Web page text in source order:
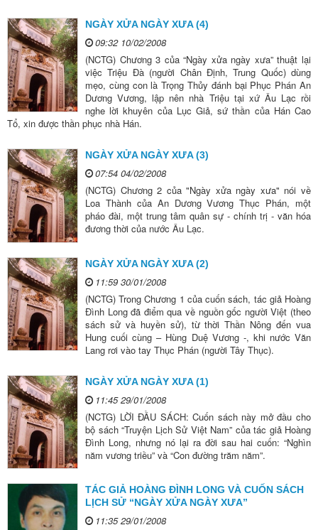
NGÀY XỬA NGÀY XƯA (4)
09:32 10/02/2008
(NCTG) Chương 3 của “Ngày xửa ngày xưa” thuật lại
việc Triệu Đà (người Chân Định, Trung Quốc) dùng
mẹo, cùng con là Trọng Thủy đánh bại Phục Phán An
Dương Vương, lập nên nhà Triệu tại xứ Âu Lạc rồi
nghe lời khuyên của Lục Giả, sứ thần của Hán Cao
Tổ, xin được thần phục nhà Hán.
NGÀY XỬA NGÀY XƯA (3)
07:54 04/02/2008
(NCTG) Chương 2 của "Ngày xửa ngày xưa" nói về
Loa Thành của An Dương Vương Thục Phán, một
pháo đài, một trung tâm quân sự - chính trị - văn hóa
đương thời của nước Âu Lạc.
NGÀY XỬA NGÀY XƯA (2)
11:59 30/01/2008
(NCTG) Trong Chương 1 của cuốn sách, tác giả Hoàng
Đình Long đã điểm qua về nguồn gốc người Việt (theo
sách sử và huyền sử), từ thời Thần Nông đến vua
Hung cuối cùng – Hùng Duệ Vương -, khi nước Văn
Lang rơi vào tay Thục Phán (người Tây Thục).
NGÀY XỬA NGÀY XƯA (1)
11:45 29/01/2008
(NCTG) LỜI ĐẦU SÁCH: Cuốn sách này mở đầu cho
bộ sách “Truyện Lịch Sử Việt Nam” của tác giả Hoàng
Đình Long, nhưng nó lại ra đời sau hai cuốn: “Nghìn
năm vương triều” và “Con đường trăm năm”.
TÁC GIẢ HOÀNG ĐÌNH LONG VÀ CUỐN SÁCH
LỊCH SỬ “NGÀY XỬA NGÀY XƯA”
11:35 29/01/2008